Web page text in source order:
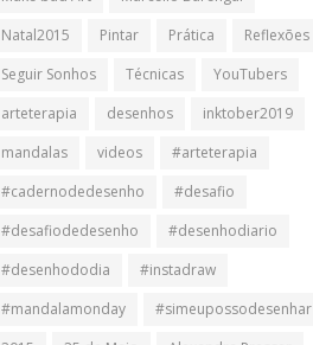
Natal2015
Pintar Prática
Reflexões
Seguir Sonhos
Técnicas
YouTubers
arteterapia
desenhos
inktober2019
mandalas
videos
#arteterapia
#cadernodedesenho
#desafio
#desafiodedesenho
#desenhodiario
#desenhododia
#instadraw
#mandalamonday
#simeupossodesenhar